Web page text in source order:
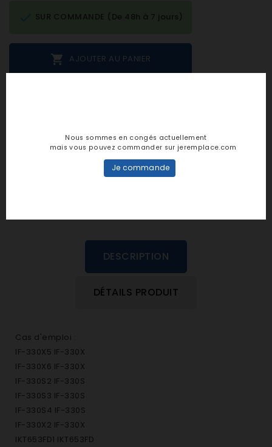
 AJOUTER AU PANIER
SUR COMMANDE (De 48h à 7 jours)
personne n'a encore posté d'avis
DESCRIPTION
DÉTAILS PRODUIT
Cas d'emploi :
IF-330X5 IF-330X
IF-330X6 IF-330X
IF-330S2 IF-330S
IF-330S3 IF-330S
IF-330S4 IF-330S
IF-330X2 IF-330X
IKT653FD1 IKT653FD
Nous sommes en congés actuellement
mais vous pouvez commander sur jeremplace.com
Je commande